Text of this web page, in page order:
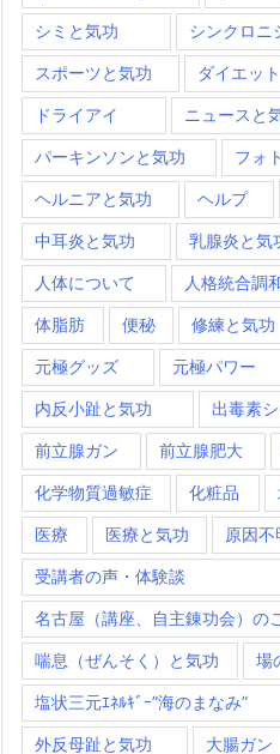
シミと気功 シンクロニ
スポーツと気功 ダイエット
ドライアイ ニュースと
パーキンソンと気功 フォ
ヘルニアと気功 ヘルプ
中耳炎と気功 乳腺炎と気
人体について 人格統合調
体脂肪 便秘 修練と気功
元極グッズ 元極パワー
内反小趾と気功 出毒素
前立腺ガン 前立腺肥大
化学物質過敏症 化粧品
医療 医療と気功 原因
受講者の声・体験談
名古屋（講座、自主錬功会）の
喘息（ぜんそく）と気功 場
塩状三元ｴﾈﾙｷﾞｰ”海のまなみ”
外反母趾と気功 大腸ガン